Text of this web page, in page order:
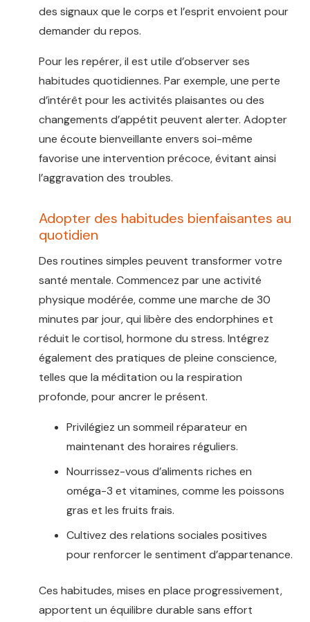
des signaux que le corps et l’esprit envoient pour
demander du repos.
Pour les repérer, il est utile d’observer ses
habitudes quotidiennes. Par exemple, une perte
d’intérêt pour les activités plaisantes ou des
changements d’appétit peuvent alerter. Adopter
une écoute bienveillante envers soi-même
favorise une intervention précoce, évitant ainsi
l’aggravation des troubles.
Adopter des habitudes bienfaisantes au
quotidien
Des routines simples peuvent transformer votre
santé mentale. Commencez par une activité
physique modérée, comme une marche de 30
minutes par jour, qui libère des endorphines et
réduit le cortisol, hormone du stress. Intégrez
également des pratiques de pleine conscience,
telles que la méditation ou la respiration
profonde, pour ancrer le présent.
Privilégiez un sommeil réparateur en
maintenant des horaires réguliers.
Nourrissez-vous d’aliments riches en
oméga-3 et vitamines, comme les poissons
gras et les fruits frais.
Cultivez des relations sociales positives
pour renforcer le sentiment d’appartenance.
Ces habitudes, mises en place progressivement,
apportent un équilibre durable sans effort